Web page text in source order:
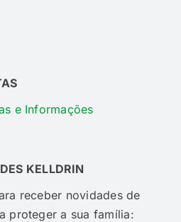
e Informações
KELLDRIN
receber novidades de
proteger a sua família: